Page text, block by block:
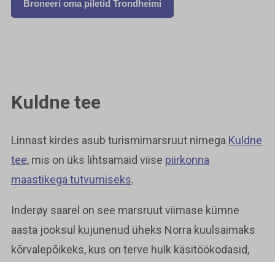
Broneeri oma piletid Trondheimi
Kuldne tee
Linnast kirdes asub turismimarsruut nimega Kuldne
tee, mis on üks lihtsamaid viise piirkonna
maastikega tutvumiseks.
Inderøy saarel on see marsruut viimase kümne
aasta jooksul kujunenud üheks Norra kuulsaimaks
kõrvalepõikeks, kus on terve hulk käsitöökodasid,